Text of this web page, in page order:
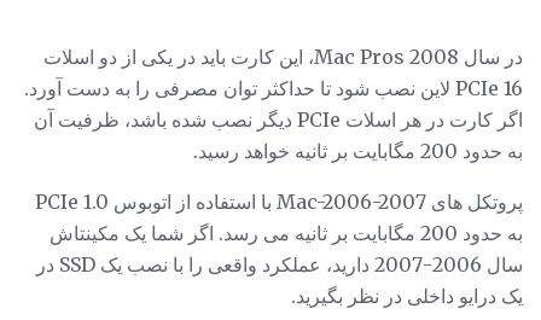
در سال 2008 Mac Pros، این کارت باید در یکی از دو اسلات
PCIe 16 لاین نصب شود تا حداکثر توان مصرفی را به دست آورد.
اگر کارت در هر اسلات PCIe دیگر نصب شده باشد، ظرفیت آن
به حدود 200 مگابایت بر ثانیه خواهد رسید.
پروتکل های Mac-2006-2007 با استفاده از اتوبوس PCIe 1.0
به حدود 200 مگابایت بر ثانیه می رسد. اگر شما یک مکینتاش
سال 2006-2007 دارید، عملکرد واقعی را با نصب یک SSD در
یک درایو داخلی در نظر بگیرید.